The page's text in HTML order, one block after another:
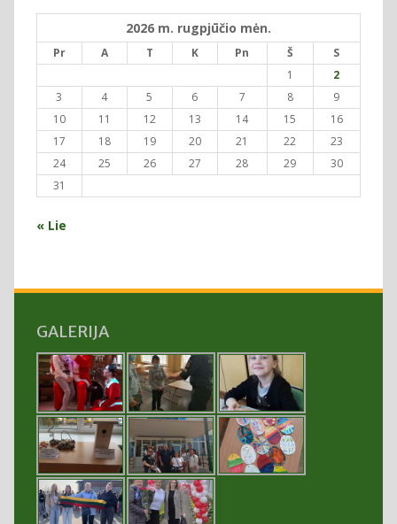
2026 m. rugpjūčio mėn.
Pr A T K Pn Š
S
1
2
3
4 5 6 7 8
9
10
11 12 13 14 15
16
17
18 19 20 21 22
23
24
25 26 27 28 29
30
31
« Lie
GALERIJA